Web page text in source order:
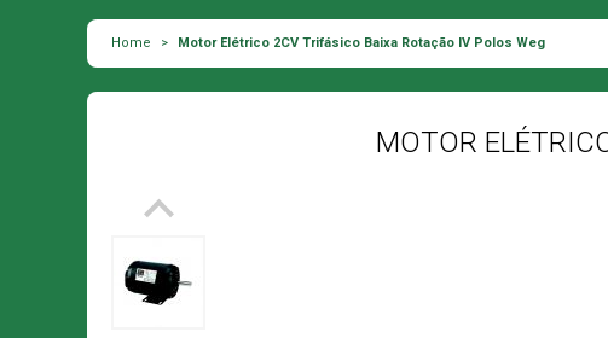
Home > Motor Elétrico 2CV Trifásico Baixa Rotação IV Polos Weg
MOTOR